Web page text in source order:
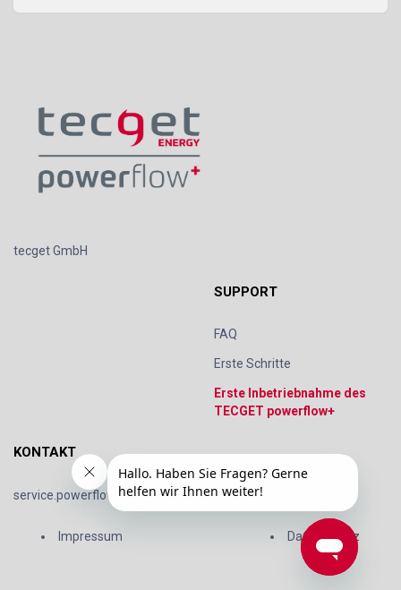
tecget GmbH
SUPPORT
FAQ
Erste Schritte
Erste Inbetriebnahme des
TECGET powerflow+
KONTAKT
service.powerflow@tecget.de
Impressum Datenschutz